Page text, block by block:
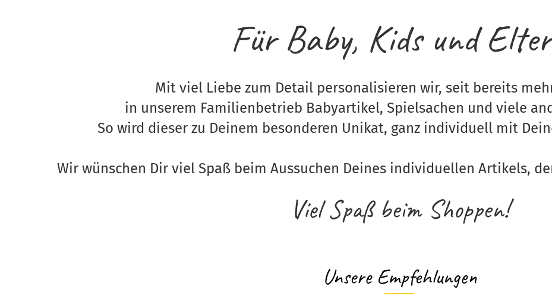
Für Baby, Kids und
Mit viel Liebe zum Detail personalisieren wir, seit bereits
in unserem Familienbetrieb Babyartikel, Spielsachen und viele
So wird dieser zu Deinem besonderen Unikat, ganz individuell mit
Wir wünschen Dir viel Spaß beim Aussuchen Deines individuellen Artikels,
Viel Spaß beim Shoppen!
Unsere Empfehlungen